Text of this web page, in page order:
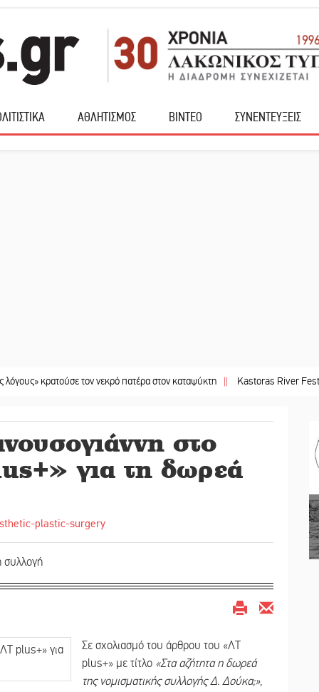
ΑΘΛΗΤΙΣΜΟΣ ΒΙΝΤΕΟ ΣΥΝΕΝΤΕΥΞΕΙΣ
τον νεκρό πατέρα στον καταψύκτη || Kastoras River Festival 2026:
στο
για τη δωρεά
συλλογή
Σε σχολιασμό του άρθρου του «ΛΤ
plus+» με τίτλο «Στα αζήτητα η δωρεά
της νομισματικής συλλογής Δ. Δούκα;»,